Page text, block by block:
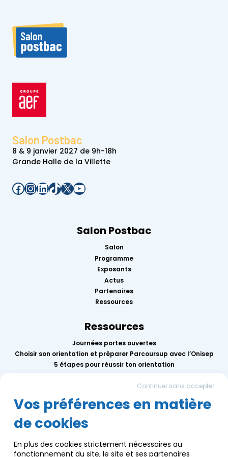
Salon Postbac
8 & 9 janvier 2027 de 9h-18h
Grande Halle de la Villette
Facebook
Instagram
LinkedIn
TikTok
X YouTube
Salon Postbac
Salon
Programme
Exposants
Actus
Partenaires
Ressources
Ressources
Journées portes ouvertes
Choisir son orientation et préparer Parcoursup avec l’Onisep
5 étapes pour réussir ton orientation
Mercredis de l’orientation
Calendrier des événements AEF info
Groupe AEF
Nous contacter
Continuer sans accepter
Vos préférences en matière
de cookies
En plus des cookies strictement nécessaires au
fonctionnement du site, le site et ses partenaires